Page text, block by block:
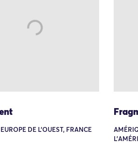
DE L'OUEST, FRANCE